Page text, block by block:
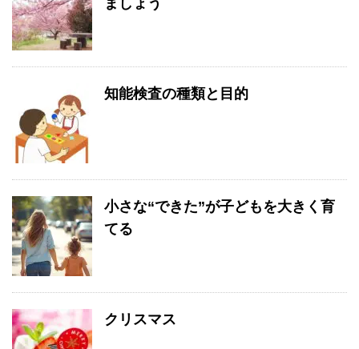
ましょう
知能検査の種類と目的
小さな“できた”が子どもを大きく育
てる
クリスマス